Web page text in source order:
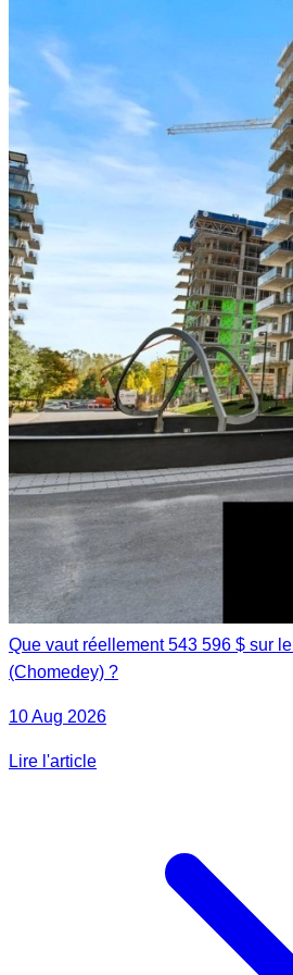
Que vaut réellement 543 596 $ sur
(Chomedey) ?
10 Aug 2026
Lire l'article